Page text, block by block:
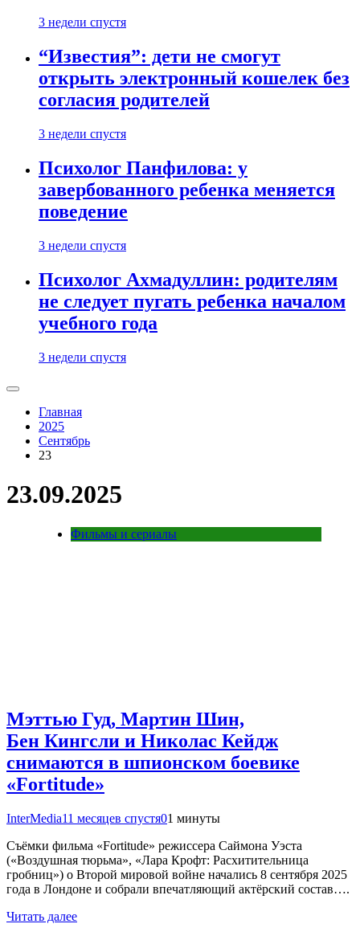
3 недели спустя
“Известия”: дети не смогут
открыть электронный кошелек без
согласия родителей
3 недели спустя
Психолог Панфилова: у
завербованного ребенка меняется
поведение
3 недели спустя
Психолог Ахмадуллин: родителям
не следует пугать ребенка началом
учебного года
3 недели спустя
Главная
2025
Сентябрь
23
23.09.2025
Фильмы и сериалы
Мэттью Гуд, Мартин Шин,
Бен Кингсли и Николас Кейдж
снимаются в шпионском боевике
«Fortitude»
InterMedia11 месяцев спустя01 минуты
Съёмки фильма «Fortitude» режиссера Саймона Уэста
(«Воздушная тюрьма», «Лара Крофт: Расхитительница
гробниц») о Второй мировой войне начались 8 сентября 2025
года в Лондоне и собрали впечатляющий актёрский состав….
Читать далее